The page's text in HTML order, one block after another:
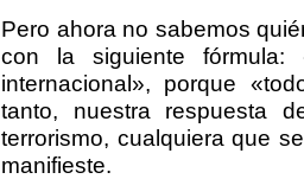
Pero ahora no sabemos
con la siguiente fórmula:
internacional», porque
tanto, nuestra respuesta
terrorismo, cualquiera que
manifieste.